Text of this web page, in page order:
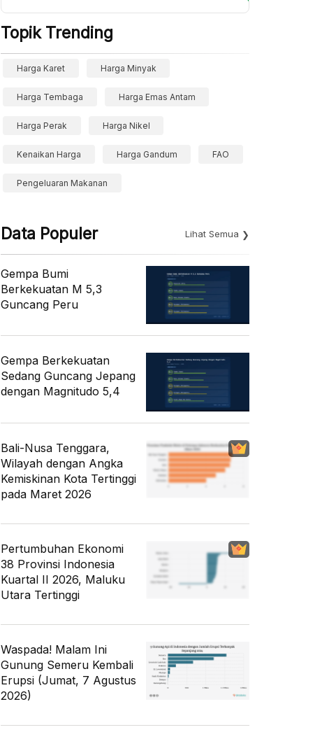
Topik Trending
Harga Karet Harga Minyak
Harga Tembaga Harga Emas Antam
Harga Perak Harga Nikel
Kenaikan Harga Harga Gandum FAO
Pengeluaran Makanan
Data Populer Lihat Semua
Gempa Bumi
Berkekuatan M 5,3
Guncang Peru
Gempa Berkekuatan
Sedang Guncang Jepang
dengan Magnitudo 5,4
Bali-Nusa Tenggara,
Wilayah dengan Angka
Kemiskinan Kota Tertinggi
pada Maret 2026
Pertumbuhan Ekonomi
38 Provinsi Indonesia
Kuartal II 2026, Maluku
Utara Tertinggi
Waspada! Malam Ini
Gunung Semeru Kembali
Erupsi (Jumat, 7 Agustus
2026)